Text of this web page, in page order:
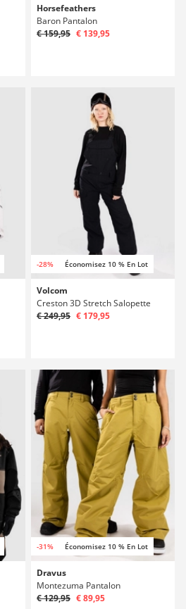
Horsefeathers
Baron Pantalon
€ 159,95 € 139,95
-28% Économisez 10 % En Lot
Volcom
Creston 3D Stretch Salopette
€ 249,95 € 179,95
-31% Économisez 10 % En Lot
Dravus
Montezuma Pantalon
€ 129,95 € 89,95